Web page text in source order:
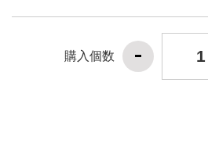
購入個数